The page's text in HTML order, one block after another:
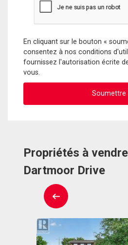
En cliquant sur le bouton «
consentez à nos conditions
fournissez l'autorisation écrite
vous.
Propriétés à
Dartmoor Drive